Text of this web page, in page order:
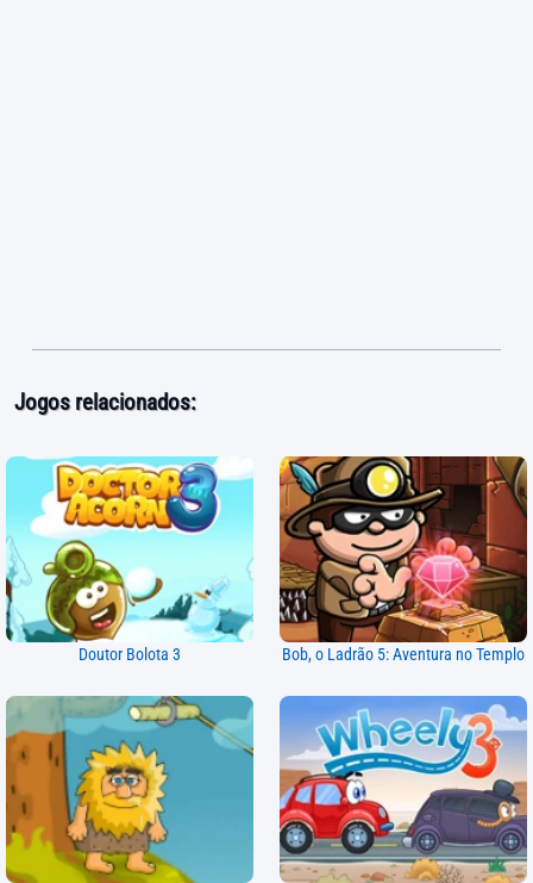
Jogos relacionados:
Doutor Bolota 3 Bob, o Ladrão 5: Aventura no Templo